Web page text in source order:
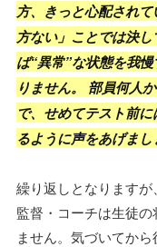
方、きっと心配され
方ない」ことでは決
ば“異常”な状態を我
りません。 部員何人
で、せめてテスト前
るように声をあげまし
繰り返しとなりますが
監督・コーチは生徒
ません。気づいてから